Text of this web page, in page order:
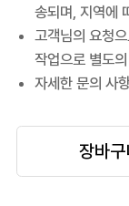
송되며, 지역에
고객님의 요청
작업으로 별도
자세한 문의 사
장바구